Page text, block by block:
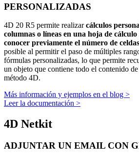
PERSONALIZADAS
4D 20 R5 permite realizarcálculos
columnas o líneas en una hoja de cálculo
conocer previamente el número de
posible al permitir el paso de múltiples
fórmulas personalizadas, lo que permite
un objeto que contiene todo el contenido
método 4D.
Más información y ejemplos en el blog >
Leer la documentación >
4D Netkit
ADJUNTAR UN EMAIL CON